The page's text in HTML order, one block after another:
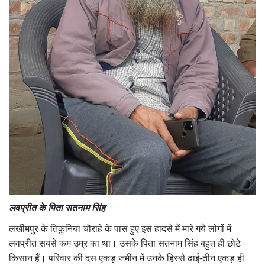
लवप्रीत के पिता सतनाम सिंह
लखीमपुर के तिकुनिया चौराहे के पास हुए इस हादसे में मारे गये लोगों में
लवप्रीत सबसे कम उम्र का था। उसके पिता सतनाम सिंह बहुत ही छोटे
किसान हैं। परिवार की दस एकड़ जमीन में उनके हिस्से ढाई-तीन एकड़ ही